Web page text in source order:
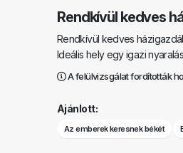
Rendkívül kedves
Rendkívül kedves
Ideális hely egy igazi
A felülvizsgálat fordították
Ajánlott:
Az emberek keresnek békét